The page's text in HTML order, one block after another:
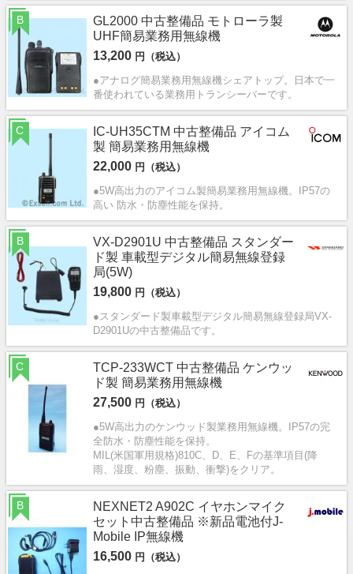
GL2000 中古整備品 モトローラ製
UHF簡易業務用無線機
13,200 円（税込）
●アナログ簡易業務用無線機シェアトップ。日本で一
番使われている業務用トランシーバーです。
B
IC-UH35CTM 中古整備品 アイコム
製 簡易業務用無線機
22,000 円（税込）
●5W高出力のアイコム製簡易業務用無線機。IP57の
高い 防水・防塵性能を保持。
C
VX-D2901U 中古整備品 スタンダー
ド製 車載型デジタル簡易無線登録
局(5W)
19,800 円（税込）
●スタンダード製車載型デジタル簡易無線登録局VX-
D2901Uの中古整備品です。
B
TCP-233WCT 中古整備品 ケンウッ
ド製 簡易業務用無線機
27,500 円（税込）
●5W高出力のケンウッド製業務用無線機。IP57の完
全防水・防塵性能を保持。
MIL(米国軍用規格)810C、D、E、Fの基準項目(降
雨、湿度、粉塵、振動、衝撃)をクリア。
C
NEXNET2 A902C イヤホンマイク
セット中古整備品 ※新品電池付J-
Mobile IP無線機
16,500 円（税込）
B